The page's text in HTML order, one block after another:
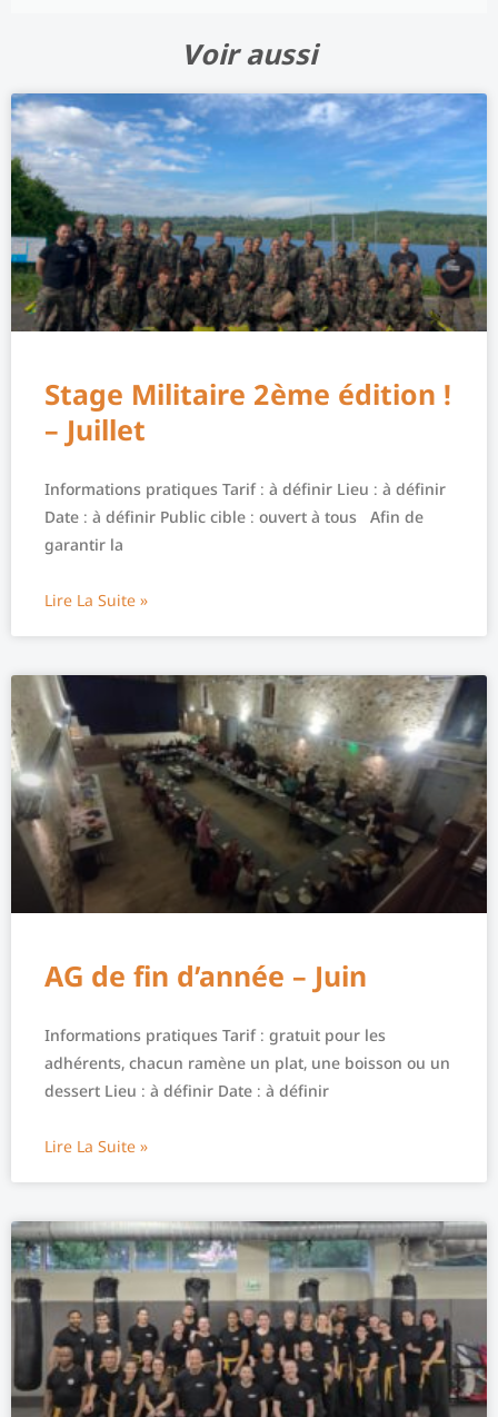
Voir aussi
Stage Militaire 2ème édition !
– Juillet
Informations pratiques Tarif : à définir Lieu : à définir
Date : à définir Public cible : ouvert à tous Afin de
garantir la
Lire La Suite »
AG de fin d’année – Juin
Informations pratiques Tarif : gratuit pour les
adhérents, chacun ramène un plat, une boisson ou un
dessert Lieu : à définir Date : à définir
Lire La Suite »